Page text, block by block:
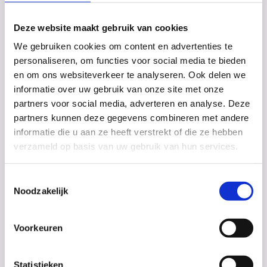
Deze website maakt gebruik van cookies
We gebruiken cookies om content en advertenties te
personaliseren, om functies voor social media te bieden
en om ons websiteverkeer te analyseren. Ook delen we
informatie over uw gebruik van onze site met onze
partners voor social media, adverteren en analyse. Deze
partners kunnen deze gegevens combineren met andere
informatie die u aan ze heeft verstrekt of die ze hebben
verzameld op basis van uw gebruik van hun services.
Noodzakelijk
Voorkeuren
Statistieken
Examens!
De eerste twee dagen van het CSE zijn inmiddels
voorbij. Het Dalton College wenst al haar
examenleerlingen voor alle komende examens succes!